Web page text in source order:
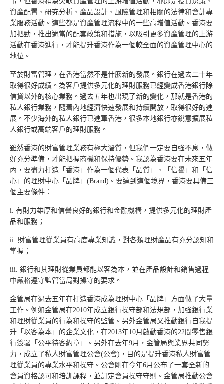
資產配置、研究分析、產品設計、風險管理和相關的法律和會計專
業服務活動。這些都是資產管理流程中的一些高增值活動。香港要
加把勁，推出適當的配套政策和措施，以吸引更多資產管理的上游
活動在香港進行，才能提升香港作為一個較全面的資產管理中心的
地位。
至於財富管理，在香港當然不是什麼新的發展。銀行在過去二十年
取得很好成績。為客戶提供多元化的理財服務已經變成香港銀行除
信貸以外的核心業務。過去五年也出現了新的變化，那就是香港的
私人銀行業務，隨着內地經濟快速發展和持續開放，取得很好的進
展。不少海外的私人銀行已進軍香港，很多本地銀行亦銳意擴展私
人銀行或高端客戶的理財服務。
雖然香港的財富管理業務有極大潛質，但我們一定要自強不息，做
好充分準備，才能把握商機和保持優勢。我認為香港要在未來五年
內，要盡力打造「香港」作為一個代表「品質」、「信譽」和「信
心」的理財中心「品牌」(Brand)。要達到這個境界，香港要具備三
個主要條件：
i. 有財力雄厚和信譽良好的銀行和金融機構，提供多元化的理財產
品和服務；
ii. 財富管理從業員有高度專業知識，對各類理財產品有充分認知和
掌握；
iii. 銀行和其理財從業員都能以客為本，並在產品設計和銷售過程
中嚴格遵守監管當局對操守的要求。
金管局在過去五年在打造香港成為理財中心「品牌」方面做了大量
工作。例如金管局在2010年成立銀行操守部和法規部，加強銀行業
和理財從業員的行為和操守的監管。另外金管局又推動銀行自我提
升「以客為本」的企業文化，在2013年10月啟動香港的22間零售銀
行簽署「公平待客約章」。另外在去年9月，金管局與業界共同努
力，成立了私人財富管理公會(公會)，目的是提升香港私人財富管
理從業員的專業水平和操守。公會剛在今年6月公布了一套全新的
會員資格認可和培訓課程，並訂定會員操守守則。金管局推動公會